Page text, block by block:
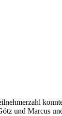
und Marcus